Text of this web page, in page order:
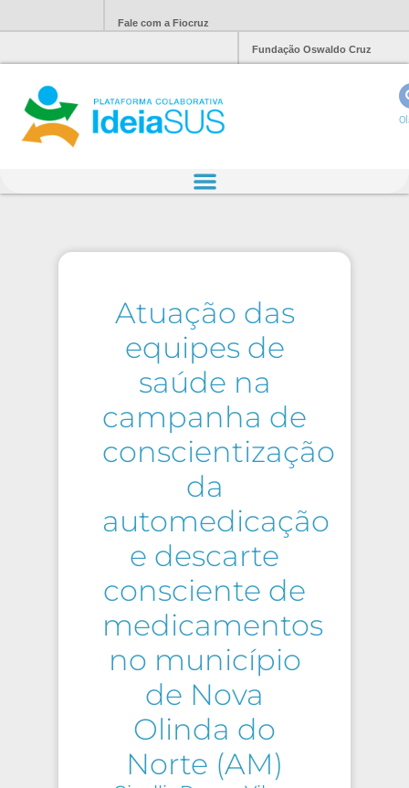
Fale com a Fiocruz
Fundação Oswaldo Cruz
Atuação das
equipes de
saúde na
campanha de
conscientização
da
automedicação
e descarte
consciente de
medicamentos
no município
de Nova
Olinda do
Norte (AM)